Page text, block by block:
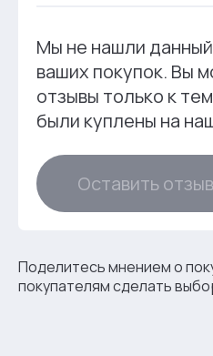
Мы не нашли
ваших покупок. Вы
отзывы только к
были куплены на
Оставить отзыв
Поделитесь мнением о
покупателям сделать